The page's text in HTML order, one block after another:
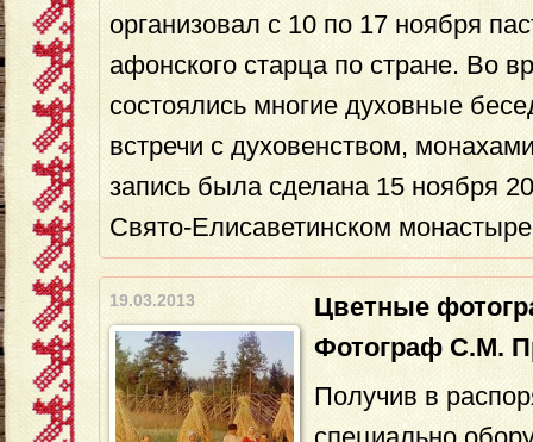
организовал с 10 по 17 ноября
афонского старца по стране. Во
состоялись многие духовные
встречи с духовенством,
запись была сделана 15 ноября
Свято-Eлисаветинском
19.03.2013
Цветные
Фотограф С.М.
Получив в